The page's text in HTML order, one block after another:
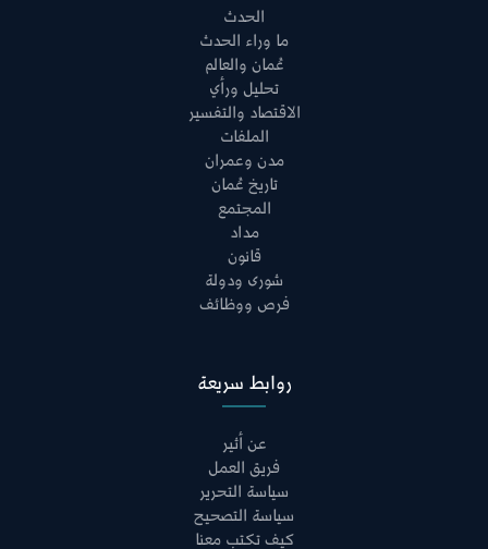
الحدث
ما وراء الحدث
عُمان والعالم
تحليل ورأي
الاقتصاد والتفسير
الملفات
مدن وعمران
تاريخ عُمان
المجتمع
مداد
قانون
شورى ودولة
فرص ووظائف
روابط سريعة
عن أثير
فريق العمل
سياسة التحرير
سياسة التصحيح
كيف تكتب معنا